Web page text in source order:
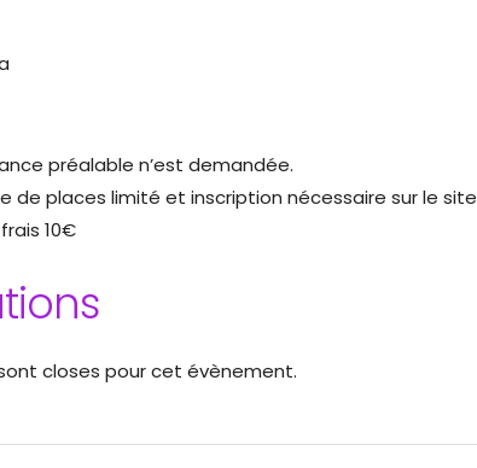
préalable n’est demandée.
de places limité et inscription nécessaire sur le site
10€
closes pour cet évènement.